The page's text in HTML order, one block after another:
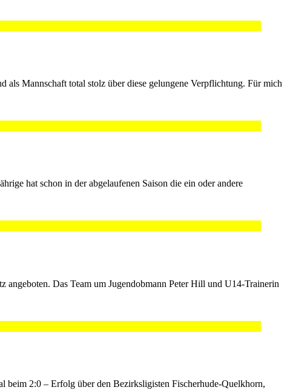
Mannschaft total stolz über diese gelungene Verpflichtung. Für mich
hat schon in der abgelaufenen Saison die ein oder andere
Das Team um Jugendobmann Peter Hill und U14-Trainerin
beim 2:0 – Erfolg über den Bezirksligisten Fischerhude-Quelkhorn,